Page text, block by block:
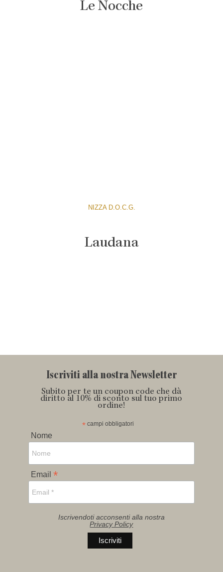
Le Nocche
NIZZA D.O.C.G.
Laudana
Iscriviti alla nostra Newsletter
Subito per te un coupon code che dà
diritto al 10% di sconto sul tuo primo
ordine!
* campi obbligatori
Nome
Email *
Iscrivendoti acconsenti alla nostra
Privacy Policy